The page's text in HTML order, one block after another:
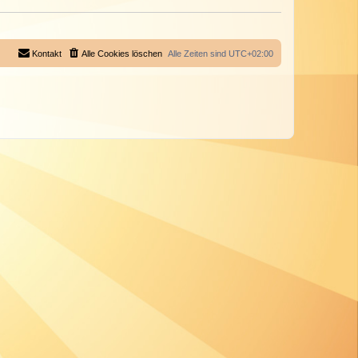
Alle Zeiten sind UTC+02:00
Alle Cookies löschen
Kontakt